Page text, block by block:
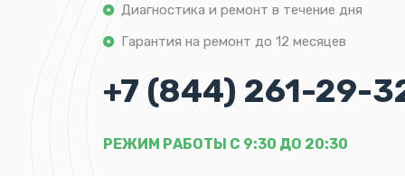
Диагностика и ремонт в течение дня
Гарантия на ремонт до 12 месяцев
+7 (844) 261-29-
РЕЖИМ РАБОТЫ С 9:30 ДО 20:30